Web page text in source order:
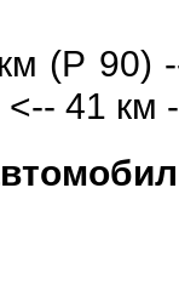
(Р 90)
<-- 41 км